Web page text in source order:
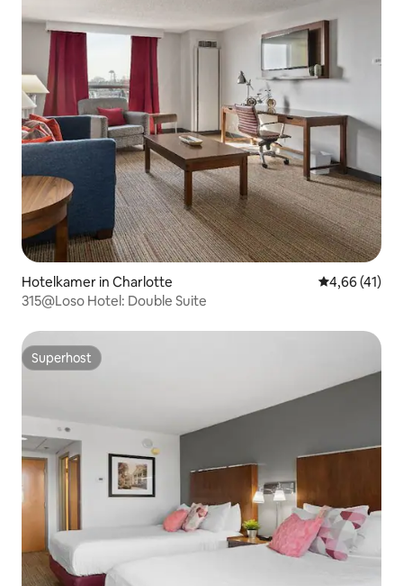
Hotelkamer in Charlotte Gemiddelde
4,66 (41)
315@Loso Hotel: Double Suite
Superhost
Superhost